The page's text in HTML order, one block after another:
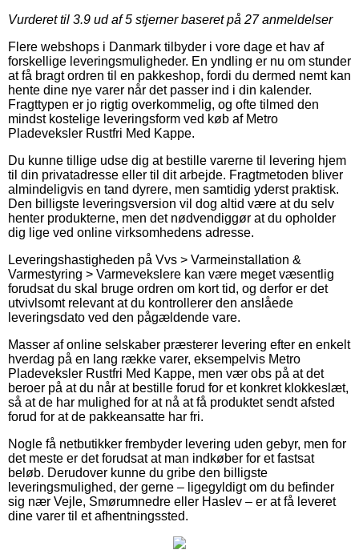
Vurderet til 3.9 ud af 5 stjerner baseret på 27anmeldelser
Flere webshops i Danmark tilbyder i vore dage et hav af
forskellige leveringsmuligheder. En yndling er nu om stunder
at få bragt ordren til en pakkeshop, fordi du dermed nemt kan
hente dine nye varer når det passer ind i din kalender.
Fragttypen er jo rigtig overkommelig, og ofte tilmed den
mindst kostelige leveringsform ved køb af Metro
Pladeveksler Rustfri Med Kappe.
Du kunne tillige udse dig at bestille varerne til levering hjem
til din privatadresse eller til dit arbejde. Fragtmetoden bliver
almindeligvis en tand dyrere, men samtidig yderst praktisk.
Den billigste leveringsversion vil dog altid være at du selv
henter produkterne, men det nødvendiggør at du opholder
dig lige ved online virksomhedens adresse.
Leveringshastigheden på Vvs > Varmeinstallation &
Varmestyring > Varmevekslere kan være meget væsentlig
forudsat du skal bruge ordren om kort tid, og derfor er det
utvivlsomt relevant at du kontrollerer den anslåede
leveringsdato ved den pågældende vare.
Masser af online selskaber præsterer levering efter en enkelt
hverdag på en lang række varer, eksempelvis Metro
Pladeveksler Rustfri Med Kappe, men vær obs på at det
beroer på at du når at bestille forud for et konkret klokkeslæt,
så at de har mulighed for at nå at få produktet sendt afsted
forud for at de pakkeansatte har fri.
Nogle få netbutikker frembyder levering uden gebyr, men for
det meste er det forudsat at man indkøber for et fastsat
beløb. Derudover kunne du gribe den billigste
leveringsmulighed, der gerne – ligegyldigt om du befinder
sig nær Vejle, Smørumnedre eller Haslev – er at få leveret
dine varer til et afhentningssted.